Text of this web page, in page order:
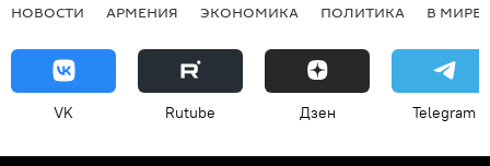
НОВОСТИ АРМЕНИЯ ЭКОНОМИКА ПОЛИТИКА В МИРЕ
VK Rutube Дзен Telegram